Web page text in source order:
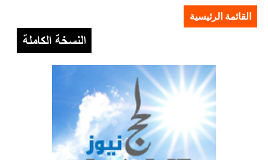
القائمة الرئيسية